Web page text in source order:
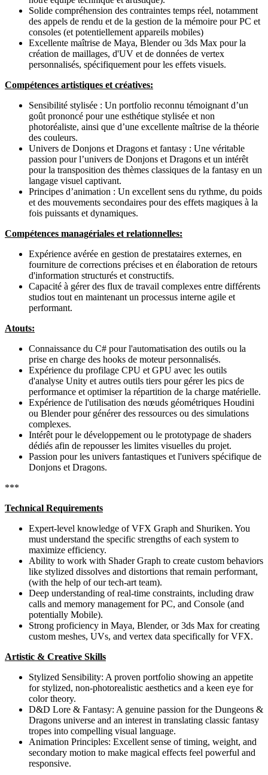
Solide compréhension des contraintes temps réel, notamment
des appels de rendu et de la gestion de la mémoire pour PC et
consoles (et potentiellement appareils mobiles)
Excellente maîtrise de Maya, Blender ou 3ds Max pour la
création de maillages, d'UV et de données de vertex
personnalisés, spécifiquement pour les effets visuels.
Compétences artistiques et créatives:
Sensibilité stylisée : Un portfolio reconnu témoignant d’un
goût prononcé pour une esthétique stylisée et non
photoréaliste, ainsi que d’une excellente maîtrise de la théorie
des couleurs.
Univers de Donjons et Dragons et fantasy : Une véritable
passion pour l’univers de Donjons et Dragons et un intérêt
pour la transposition des thèmes classiques de la fantasy en un
langage visuel captivant.
Principes d’animation : Un excellent sens du rythme, du poids
et des mouvements secondaires pour des effets magiques à la
fois puissants et dynamiques.
Compétences managériales et relationnelles:
Expérience avérée en gestion de prestataires externes, en
fourniture de corrections précises et en élaboration de retours
d'information structurés et constructifs.
Capacité à gérer des flux de travail complexes entre différents
studios tout en maintenant un processus interne agile et
performant.
Atouts:
Connaissance du C# pour l'automatisation des outils ou la
prise en charge des hooks de moteur personnalisés.
Expérience du profilage CPU et GPU avec les outils
d'analyse Unity et autres outils tiers pour gérer les pics de
performance et optimiser la répartition de la charge matérielle.
Expérience de l'utilisation des nœuds géométriques Houdini
ou Blender pour générer des ressources ou des simulations
complexes.
Intérêt pour le développement ou le prototypage de shaders
dédiés afin de repousser les limites visuelles du projet.
Passion pour les univers fantastiques et l'univers spécifique de
Donjons et Dragons.
***
Technical Requirements
Expert-level knowledge of VFX Graph and Shuriken. You
must understand the specific strengths of each system to
maximize efficiency.
Ability to work with Shader Graph to create custom behaviors
like stylized dissolves and distortions that remain performant,
(with the help of our tech-art team).
Deep understanding of real-time constraints, including draw
calls and memory management for PC, and Console (and
potentially Mobile).
Strong proficiency in Maya, Blender, or 3ds Max for creating
custom meshes, UVs, and vertex data specifically for VFX.
Artistic & Creative Skills
Stylized Sensibility: A proven portfolio showing an appetite
for stylized, non-photorealistic aesthetics and a keen eye for
color theory.
D&D Lore & Fantasy: A genuine passion for the Dungeons &
Dragons universe and an interest in translating classic fantasy
tropes into compelling visual language.
Animation Principles: Excellent sense of timing, weight, and
secondary motion to make magical effects feel powerful and
responsive.